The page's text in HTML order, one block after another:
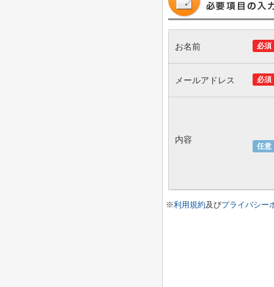
必須
お名前
必須
メールアドレス
任意
内容
※利用規約及びプライバシー